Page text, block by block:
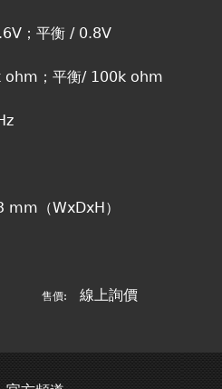
；平衡 / 0.8V
ohm；平衡/ 100k ohm
（WxDxH）
售價: 線上詢價